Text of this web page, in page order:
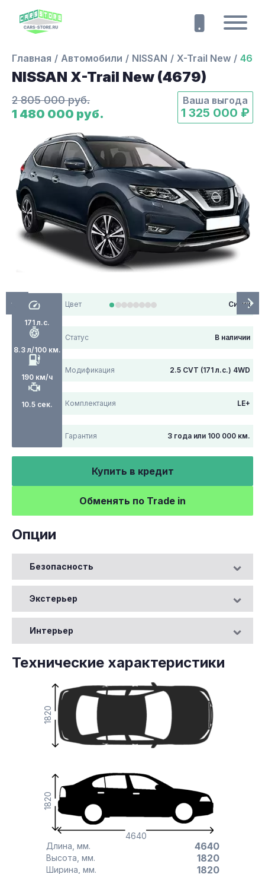
Главная Автомобили NISSAN X-Trail New 4679
NISSAN X-Trail New (4679)
2 805 000 руб.
1 480 000 руб.
Ваша выгода
1 325 000 ₽
171 л.с.
8.3 л/100 км.
190 км/ч
10.5 сек.
Цвет Синий
Статус В наличии
Модификация 2.5 CVT (171 л.с.) 4WD
Комплектация LE+
Гарантия 3 года или 100 000 км.
Купить в кредит
Обменять по Trade in
Опции
Безопасность
Экстерьер
Интерьер
Технические характеристики
4640
1820
1820
Длина, мм. 4640
Высота, мм. 1820
Ширина, мм. 1820